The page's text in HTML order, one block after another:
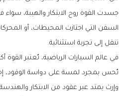
جسدت القوة روح الابتكار والهيبة، سواء
السفن التي اجتازت المحيطات، أو
تنقل إلى تجربة استثنائية.
في عالم السيارات الرياضية، تُعتبر القوة
تُحس بمجرد لمسة على دواسة الوقود،
وإرث يمتد عبر عقود من الابتكار والهندسة